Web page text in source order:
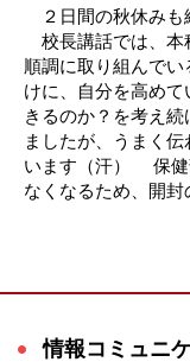
２日間の秋休みも
校長講話では、本
順調に取り組んで
けに、自分を高め
きるのか？を考え
ましたが、うまく
います（汗） 保健
なくなるため、開封
情報コミュニ